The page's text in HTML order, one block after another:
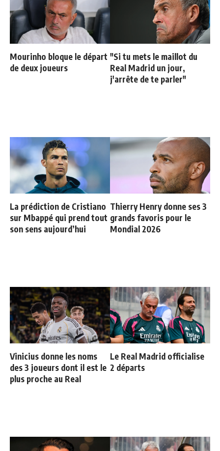
Mourinho bloque le départ
de deux joueurs
"Si tu mets le maillot du
Real Madrid un jour,
j'arrête de te parler"
La prédiction de Cristiano
sur Mbappé qui prend tout
son sens aujourd’hui
Thierry Henry donne ses 3
grands favoris pour le
Mondial 2026
Vinicius donne les noms
des 3 joueurs dont il est le
plus proche au Real
Le Real Madrid officialise
2 départs